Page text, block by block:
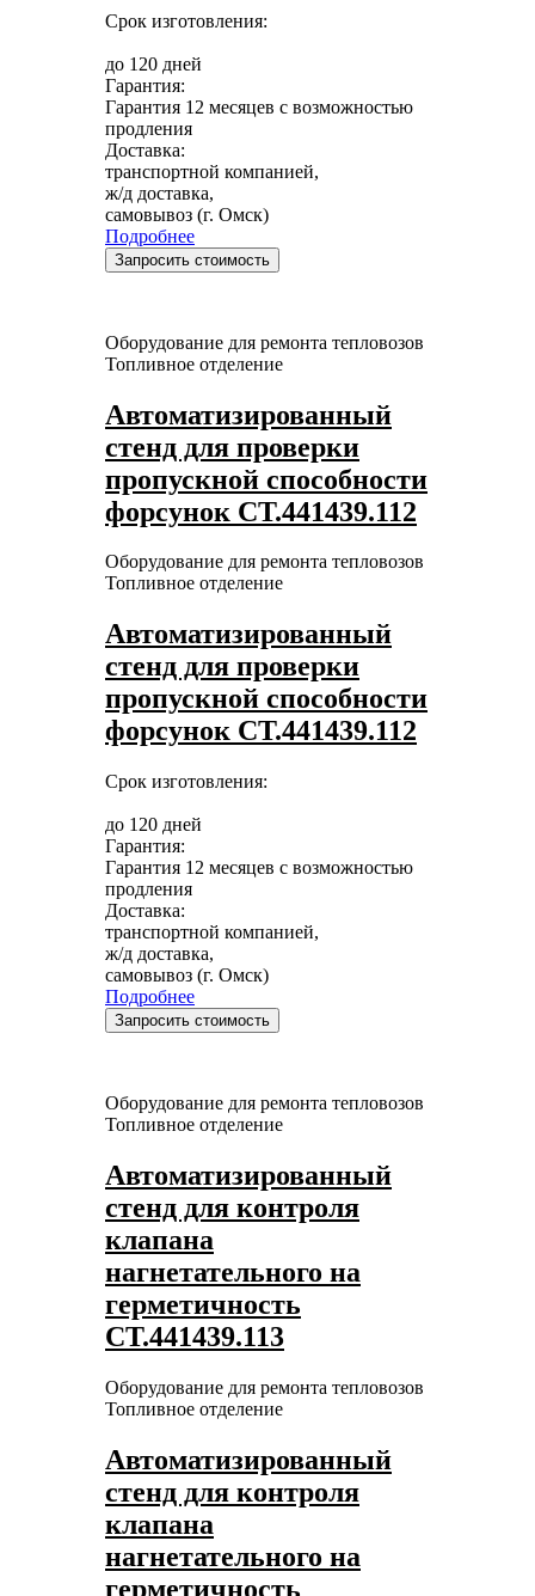
Срок изготовления:
до 120 дней
Гарантия:
Гарантия 12 месяцев с возможностью
продления
Доставка:
транспортной компанией,
ж/д доставка,
самовывоз (г. Омск)
Подробнее
Запросить стоимость
Оборудование для ремонта тепловозов
Топливное отделение
Автоматизированный
стенд для проверки
пропускной способности
форсунок СТ.441439.112
Оборудование для ремонта тепловозов
Топливное отделение
Автоматизированный
стенд для проверки
пропускной способности
форсунок СТ.441439.112
Срок изготовления:
до 120 дней
Гарантия:
Гарантия 12 месяцев с возможностью
продления
Доставка:
транспортной компанией,
ж/д доставка,
самовывоз (г. Омск)
Подробнее
Запросить стоимость
Оборудование для ремонта тепловозов
Топливное отделение
Автоматизированный
стенд для контроля
клапана
нагнетательного на
герметичность
СТ.441439.113
Оборудование для ремонта тепловозов
Топливное отделение
Автоматизированный
стенд для контроля
клапана
нагнетательного на
герметичность